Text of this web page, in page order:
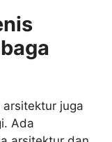
juga
Ada